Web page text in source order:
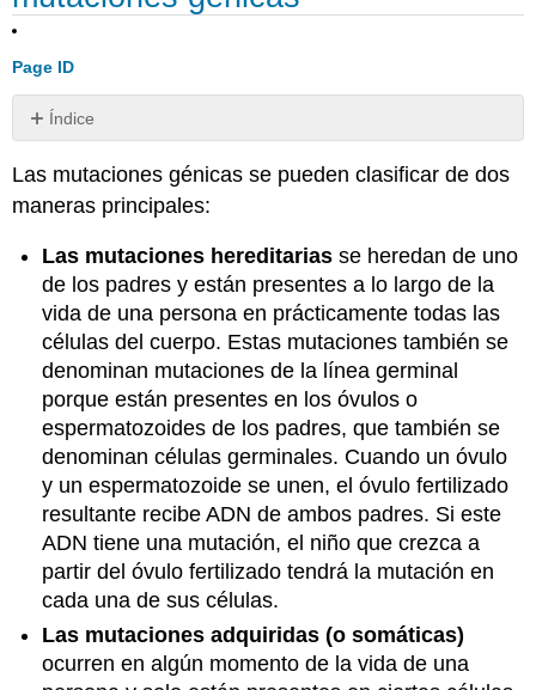
Page ID
Índice
Las mutaciones génicas se pueden clasificar de dos
maneras principales:
Las mutaciones hereditarias se heredan de uno
de los padres y están presentes a lo largo de la
vida de una persona en prácticamente todas las
células del cuerpo. Estas mutaciones también se
denominan mutaciones de la línea germinal
porque están presentes en los óvulos o
espermatozoides de los padres, que también se
denominan células germinales. Cuando un óvulo
y un espermatozoide se unen, el óvulo fertilizado
resultante recibe ADN de ambos padres. Si este
ADN tiene una mutación, el niño que crezca a
partir del óvulo fertilizado tendrá la mutación en
cada una de sus células.
Las mutaciones adquiridas (o somáticas)
ocurren en algún momento de la vida de una